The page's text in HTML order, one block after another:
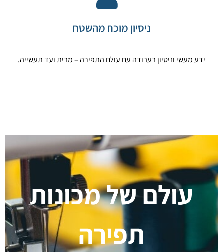
ניסיון מוכח מהשטח
ידע מעשי וניסיון בעבודה עם עולם התפירה – מבית ועד תעשייה.
עולם של מכונות
תפירה